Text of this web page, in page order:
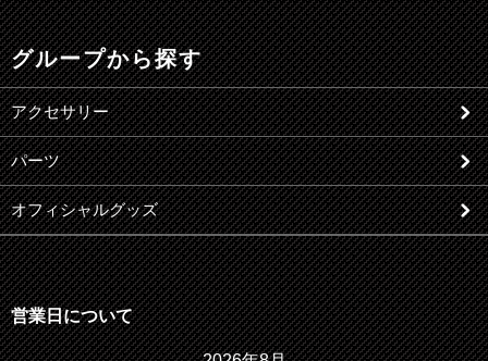
グループから探す
アクセサリー
パーツ
オフィシャルグッズ
営業日について